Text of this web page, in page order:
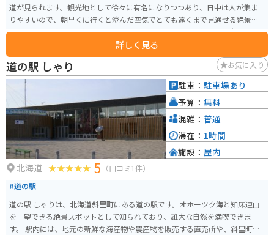
道が見られます。観光地として徐々に有名になりつつあり、日中は人が集ま
りやすいので、朝早くに行くと澄んだ空気でとても遠くまで見通せる絶景ポ
イントです。駐車場は傾斜になっているため、バイクの転倒にご注意くださ
詳しく見る
道の駅 しゃり お気に入り
北海道 5 （口コミ1件）
#道の駅
道の駅 しゃりは、北海道斜里町にある道の駅です。オホーツク海と知床連山
を一望できる絶景スポットとして知られており、雄大な自然を満喫できま
す。 駅内には、地元の新鮮な海産物や農産物を販売する直売所や、斜里町の
駐車： 駐車場あり
予算： 無料
混雑： 普通
滞在： 1時間
施設： 屋内